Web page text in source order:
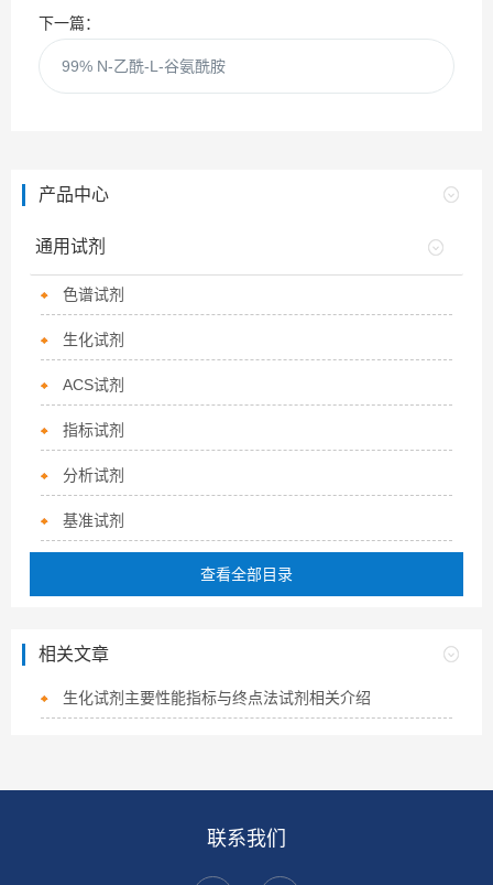
下一篇：
99% N-乙酰-L-谷氨酰胺
产品中心
通用试剂
色谱试剂
生化试剂
ACS试剂
指标试剂
分析试剂
基准试剂
查看全部目录
相关文章
生化试剂主要性能指标与终点法试剂相关介绍
联系我们